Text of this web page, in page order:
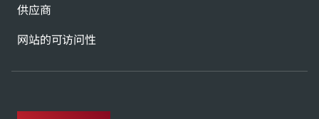
供应商
网站的可访问性